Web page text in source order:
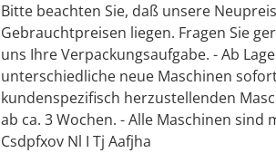
Bitte beachten Sie, daß unsere
Gebrauchtpreisen liegen. Fragen Sie
uns Ihre Verpackungsaufgabe. - Ab
unterschiedliche neue Maschinen
kundenspezifisch herzustellenden
ab ca. 3 Wochen. - Alle Maschinen
Csdpfxov Nl I Tj Aafjha